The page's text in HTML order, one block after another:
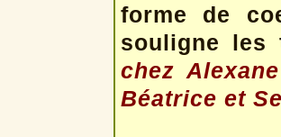
forme de
souligne les
chez
Béatrice et